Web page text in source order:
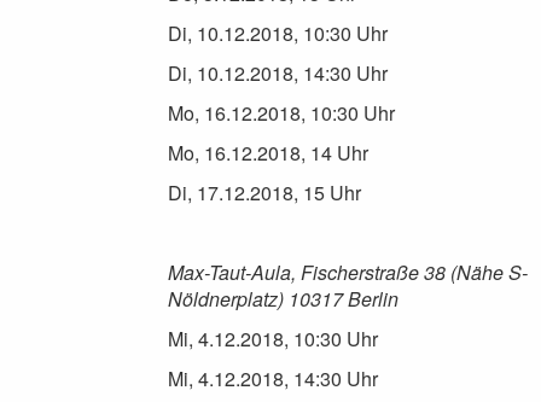
Di, 10.12.2018, 10:30 Uhr
Di, 10.12.2018, 14:30 Uhr
Mo, 16.12.2018, 10:30 Uhr
Mo, 16.12.2018, 14 Uhr
Di, 17.12.2018, 15 Uhr
Max-Taut-Aula, Fischerstraße 38 (Nähe S-
Nöldnerplatz) 10317 Berlin
Mi, 4.12.2018, 10:30 Uhr
Mi, 4.12.2018, 14:30 Uhr